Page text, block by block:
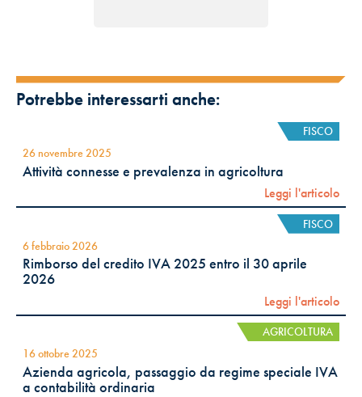
Potrebbe interessarti anche:
FISCO
26 novembre 2025
Attività connesse e prevalenza in agricoltura
Leggi l'articolo
FISCO
6 febbraio 2026
Rimborso del credito IVA 2025 entro il 30 aprile
2026
Leggi l'articolo
AGRICOLTURA
16 ottobre 2025
Azienda agricola, passaggio da regime speciale IVA
a contabilità ordinaria